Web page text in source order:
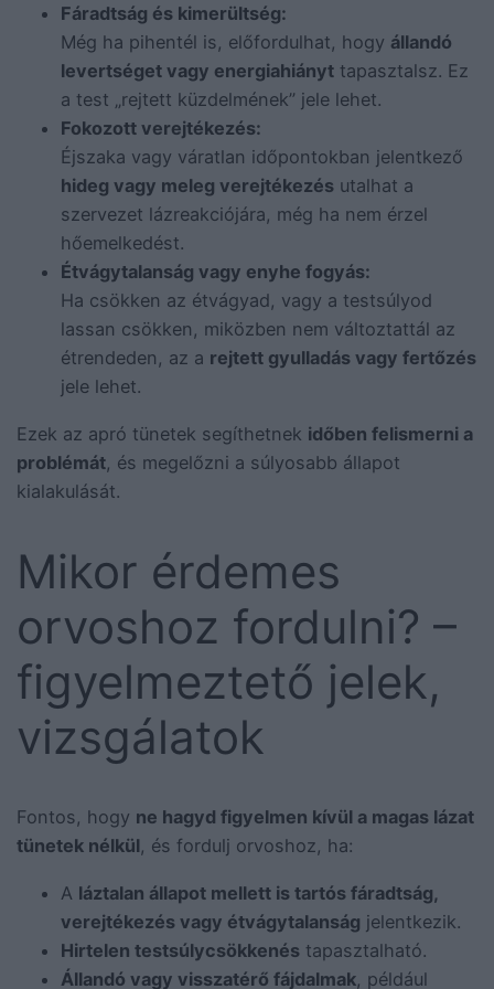
Fáradtság és kimerültség:
Még ha pihentél is, előfordulhat, hogy állandó
levertséget vagy energiahiányt tapasztalsz. Ez
a test „rejtett küzdelmének” jele lehet.
Fokozott verejtékezés:
Éjszaka vagy váratlan időpontokban jelentkező
hideg vagy meleg verejtékezés utalhat a
szervezet lázreakciójára, még ha nem érzel
hőemelkedést.
Étvágytalanság vagy enyhe fogyás:
Ha csökken az étvágyad, vagy a testsúlyod
lassan csökken, miközben nem változtattál az
étrendeden, az a rejtett gyulladás vagy fertőzés
jele lehet.
Ezek az apró tünetek segíthetnek időben felismerni a
problémát, és megelőzni a súlyosabb állapot
kialakulását.
Mikor érdemes
orvoshoz fordulni? –
figyelmeztető jelek,
vizsgálatok
Fontos, hogy ne hagyd figyelmen kívül a magas lázat
tünetek nélkül, és fordulj orvoshoz, ha:
A láztalan állapot mellett is tartós fáradtság,
verejtékezés vagy étvágytalanság jelentkezik.
Hirtelen testsúlycsökkenés tapasztalható.
Állandó vagy visszatérő fájdalmak, például